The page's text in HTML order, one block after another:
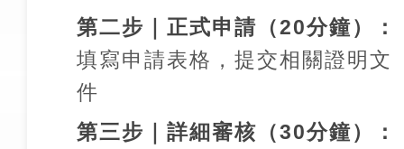
第二步｜正式申請（20分鐘）：
填寫申請表格，提交相關證明文
件
第三步｜詳細審核（30分鐘）：